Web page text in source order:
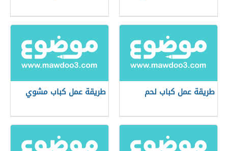
طريقة عمل كباب لحم طريقة عمل كباب مشوي